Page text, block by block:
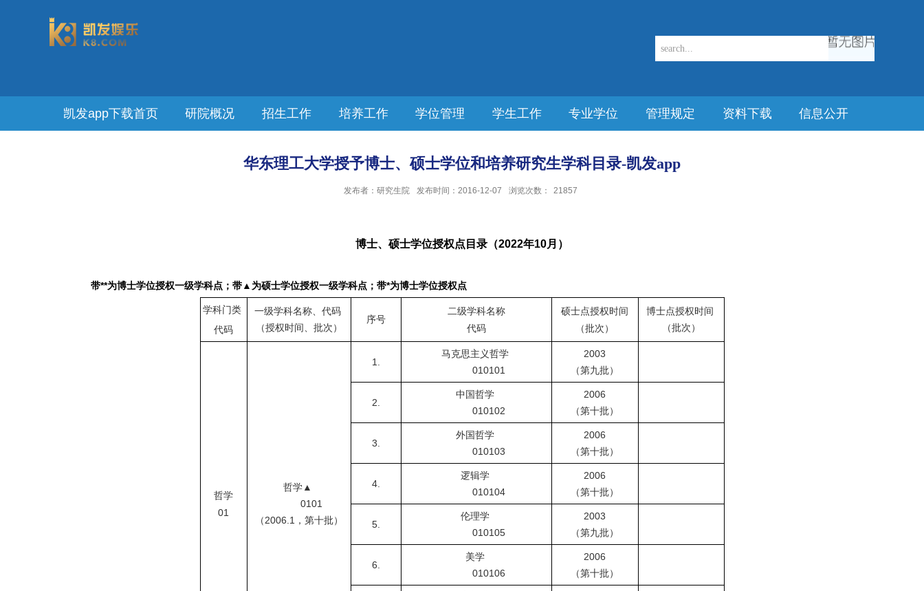
凯发app下载首页 研院概况 招生工作 培养工作 学位管理 学生工作 专业学位 管理规定 资料下载 信息公开
华东理工大学授予博士、硕士学位和培养研究生学科目录-凯发app
发布者：研究生院 发布时间：2016-12-07 浏览次数： 21857
博士、硕士学位授权点目录（2022年10月）
带**为博士学位授权一级学科点；带▲为硕士学位授权一级学科点；带*为博士学位授权点
学科门类
代码
一级学科名称、代码
（授权时间、批次）
序号
二级学科名称
代码
硕士点授权时间
（批次）
博士点授权时间
（批次）
哲学
01
哲学▲
0101
（2006.1 ，第十批）
1.
马克思主义哲学
010101
2003
（第九批）
2.
中国哲学
010102
2006
（第十批）
3.
外国哲学
010103
2006
（第十批）
4.
逻辑学
010104
2006
（第十批）
5.
伦理学
010105
2003
（第九批）
6.
美学
010106
2006
（第十批）